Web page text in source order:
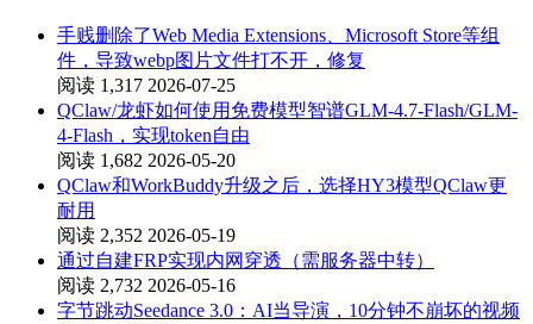
手贱删除了Web Media Extensions、Microsoft Store等组
件，导致webp图片文件打不开，修复
阅读 1,317 2026-07-25
QClaw/龙虾如何使用免费模型智谱GLM-4.7-Flash/GLM-
4-Flash，实现token自由
阅读 1,682 2026-05-20
QClaw和WorkBuddy升级之后，选择HY3模型QClaw更
耐用
阅读 2,352 2026-05-19
通过自建FRP实现内网穿透（需服务器中转）
阅读 2,732 2026-05-16
字节跳动Seedance 3.0：AI当导演，10分钟不崩坏的视频